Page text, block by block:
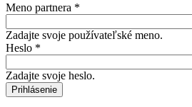
Meno partnera *
Zadajte svoje používateľské meno.
Heslo *
Zadajte svoje heslo.